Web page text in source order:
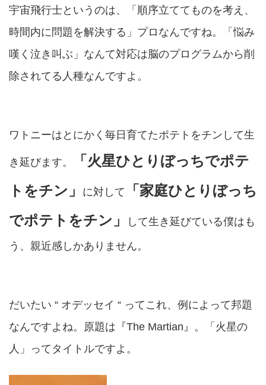
宇宙飛行士というのは、「順序立ててものを考え、
時間内に問題を解決する」プロなんですね。「悩み
嘆く泣き叫ぶ」なんて対応は脳のプログラムから削
除されてる人種なんですよ。
ワトニーはとにかく毎日育てたポテトをチンして生
き延びます。
「火星ひとりぼっちでポテ
トをチン」
に対して
「家庭ひとりぼっち
でポテトをチン」
して生き延びている僕はも
う、親近感しかありません。
だいたい “ オデッセイ “ ってこれ、例によって邦題
なんですよね。原題は『The Martian』。「火星の
人」ってタイトルですよ。